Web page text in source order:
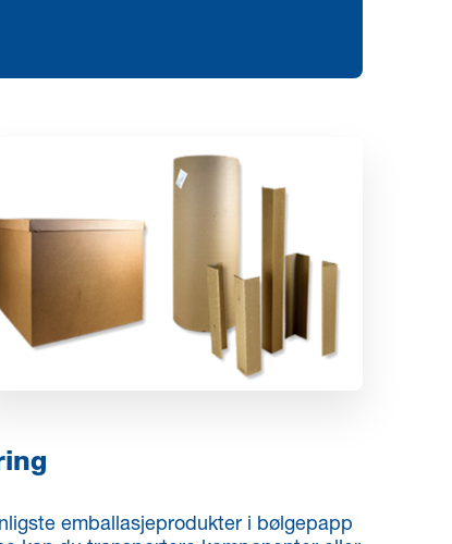
emballasjeprodukter i bølgepapp